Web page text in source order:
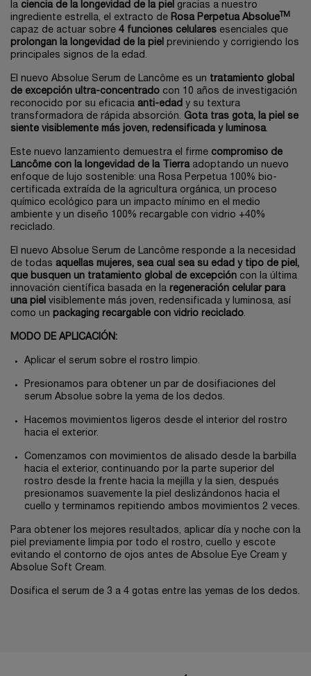
la ciencia de la longevidad de la piel
gracias a nuestro
ingrediente estrella, el extracto de Rosa Perpetua Absolue TM
capaz de actuar sobre 4 funciones celulares esenciales que
prolongan la longevidad de la piel
previniendo y corrigiendo los
principales signos de la edad.
El nuevo Absolue Serum de Lancôme es un tratamiento global
de excepción ultra-concentrado con 10 años de investigación
reconocido por su eficacia anti-edad y su textura
transformadora de rápida absorción. Gota tras gota, la piel se
siente visiblemente más joven, redensificada y luminosa.
Este nuevo lanzamiento demuestra el firme compromiso de
Lancôme con la longevidad de la Tierraadoptando un nuevo
enfoque de lujo sostenible: una Rosa Perpetua 100% bio-
certificada extraída de la agricultura orgánica, un proceso
químico ecológico para un impacto mínimo en el medio
ambiente y un diseño 100% recargable con vidrio +40%
reciclado.
El nuevo Absolue Serum de Lancôme responde a la necesidad
de todas aquellas mujeres, sea cual sea su edad y tipo de piel,
que busquen un tratamiento global de excepción con la última
innovación científica basada en la regeneración celular para
una piel visiblemente más joven, redensificada y luminosa, así
como un packaging recargable con vidrio reciclado.
MODO DE APLICACIÓN:
Aplicar el serum sobre el rostro limpio.
Presionamos para obtener un par de dosifiaciones del
serum Absolue sobre la yema de los dedos.
Hacemos movimientos ligeros desde el interior del rostro
hacia el exterior.
Comenzamos con movimientos de alisado desde la barbilla
hacia el exterior, continuando por la parte superior del
rostro desde la frente hacia la mejilla y la sien, después
presionamos suavemente la piel deslizándonos hacia el
cuello y terminamos repitiendo ambos movimientos 2 veces.
Para obtener los mejores resultados, aplicar día y noche con la
piel previamente limpia por todo el rostro, cuello y escote
evitando el contorno de ojos antes de Absolue Eye Cream y
Absolue Soft Cream.
Dosifica el serum de 3 a 4 gotas entre las yemas de los dedos.